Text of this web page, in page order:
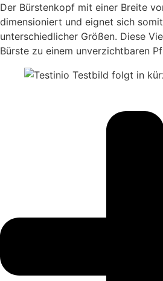
Der Bürstenkopf mit einer Breite
dimensioniert und eignet sich
unterschiedlicher Größen. Diese
Bürste zu einem unverzichtbaren